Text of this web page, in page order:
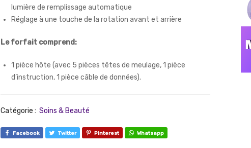
lumière de remplissage automatique
Réglage à une touche de la rotation avant et arrière
Le forfait comprend:
1 pièce hôte (avec 5 pièces têtes de meulage, 1 pièce
d’instruction, 1 pièce câble de données).
Catégorie : Soins & Beauté
Facebook Twitter Pinterest Whatsapp